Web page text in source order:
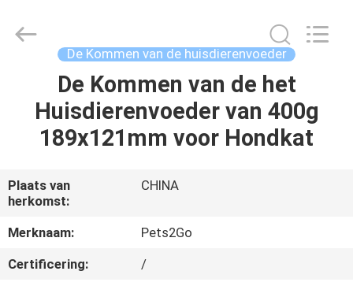
PRODUCTEN
ONGEVEER
ONS
FABRIEKSREIS
Co.Ltd.
De Kommen van de huisdierenvoeder
De Kommen van de het
Huisdierenvoeder van 400g
189x121mm voor Hondkat
Plaats van
herkomst:
CHINA
Merknaam:
Pets2Go
Certificering:
/